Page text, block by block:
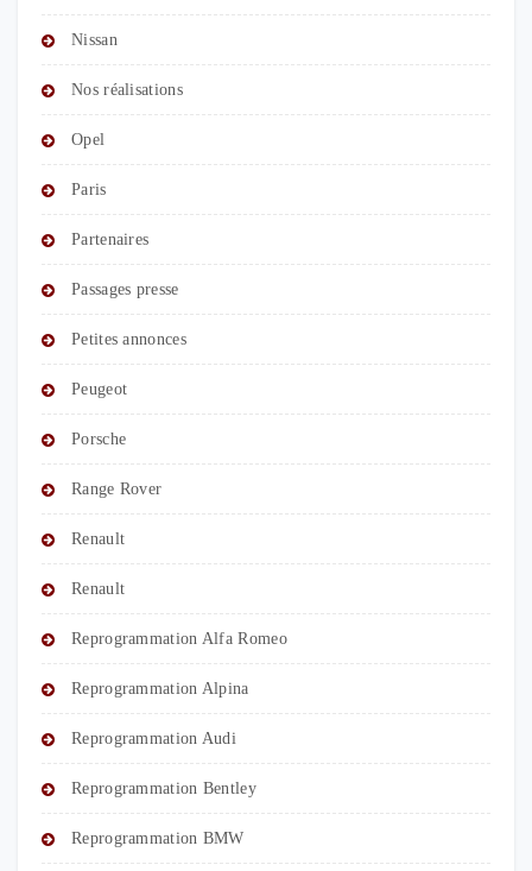
Nissan
Nos réalisations
Opel
Paris
Partenaires
Passages presse
Petites annonces
Peugeot
Porsche
Range Rover
Renault
Renault
Reprogrammation Alfa Romeo
Reprogrammation Alpina
Reprogrammation Audi
Reprogrammation Bentley
Reprogrammation BMW